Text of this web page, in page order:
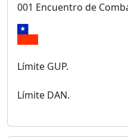
001 Encuentro de
Límite GUP.
Límite DAN.